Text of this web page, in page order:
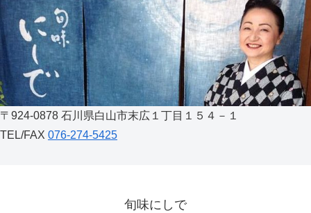
〒924-0878 石川県白山市末広１丁目１５４－１
TEL/FAX 076-274-5425
旬味にしで